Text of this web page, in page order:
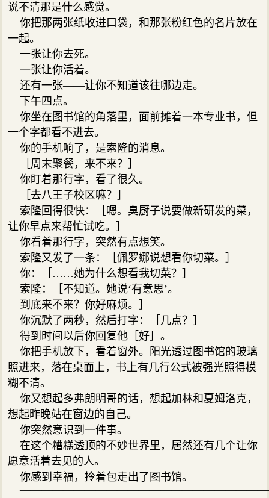
说不清那是什么感觉。
你把那两张纸收进口袋，和那张粉红色的名片放在
一起。
一张让你去死。
一张让你活着。
还有一张——让你不知道该往哪边走。
下午四点。
你坐在图书馆的角落里，面前摊着一本专业书，但
一个字都看不进去。
你的手机响了，是索隆的消息。
［周末聚餐，来不来？］
你盯着那行字，看了很久。
［去八王子校区嘛？］
索隆回得很快：［嗯。臭厨子说要做新研发的菜，
让你早点来帮忙试吃。］
你看着那行字，突然有点想笑。
索隆又发了一条：［佩罗娜说想看你切菜。］
你：［……她为什么想看我切菜？］
索隆：［不知道。她说‘有意思’。
到底来不来？你好麻烦。］
你沉默了两秒，然后打字：［几点？］
得到时间以后你回复他［好］。
你把手机放下，看着窗外。阳光透过图书馆的玻璃
照进来，落在桌面上，书上有几行公式被强光照得模
糊不清。
你又想起多弗朗明哥的话，想起加林和夏姆洛克，
想起昨晚站在窗边的自己。
你突然意识到一件事。
在这个糟糕透顶的不妙世界里，居然还有几个让你
愿意活着去见的人。
你感到幸福，拎着包走出了图书馆。